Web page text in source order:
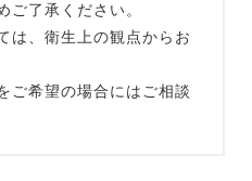
ご了承ください。
は、衛生上の観点からお
ご希望の場合にはご相談